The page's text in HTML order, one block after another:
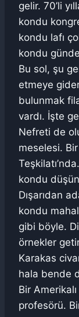
gelir. 70’li
kondu
kondu lafı
kondu
Bu sol, şu
etmeye
bulunmak
vardı. İşte
Nefreti de
meselesi. Bir
kondu
Dışarıdan
kondu
gibi böyle.
örnekler
Karakas
hala bende
Bir
profesörü.